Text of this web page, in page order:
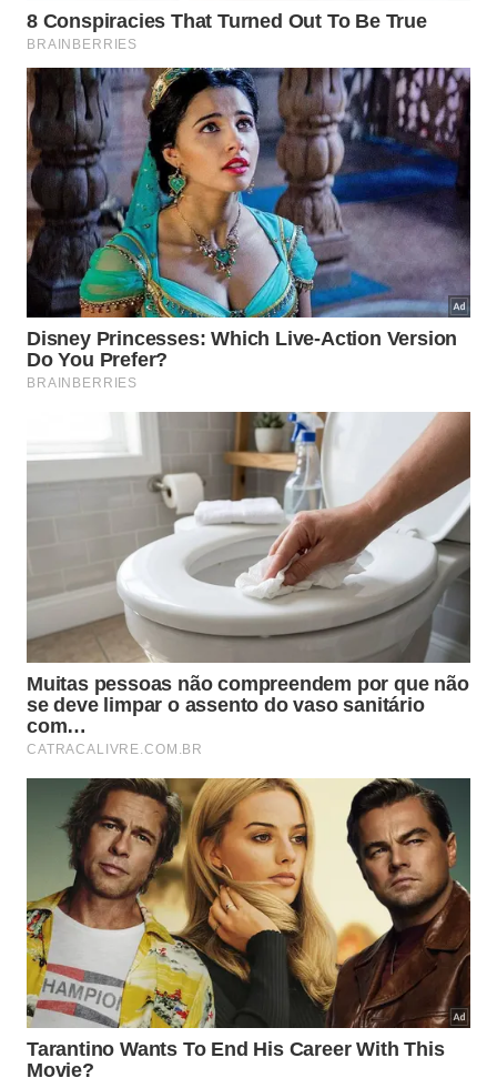
é sinônimo de charme e badalação. Frequentada por
famosos e repleta de lanchas ancoradas durante a
alta temporada, tem águas calmas e transparentes,
perfeitas para um mergulho tranquilo ou para
aproveitar o dia com estilo.
https://www.instagram.com/praiadodentista/p/
A faixa de areia é pequena, mas o visual compensa:
é daqueles lugares onde a paisagem parece ter
saído de um cartão-postal.
Praia do Aventureiro oferece clima mais
rústico
Para quem busca um clima mais rústico, a dica é
visitar a Praia do Aventureiro, também na Ilha
Grande. Além da natureza intocada, ela abriga um
dos cartões-postais de Angra: um coqueiro
inclinado que virou símbolo da região.